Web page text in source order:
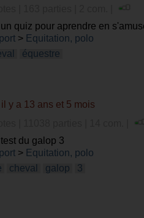
un quiz pour aprendre en
> Equitation, polo
équestre
il y a 13 ans et 5 mois
test du galop 3
> Equitation, polo
cheval galop 3